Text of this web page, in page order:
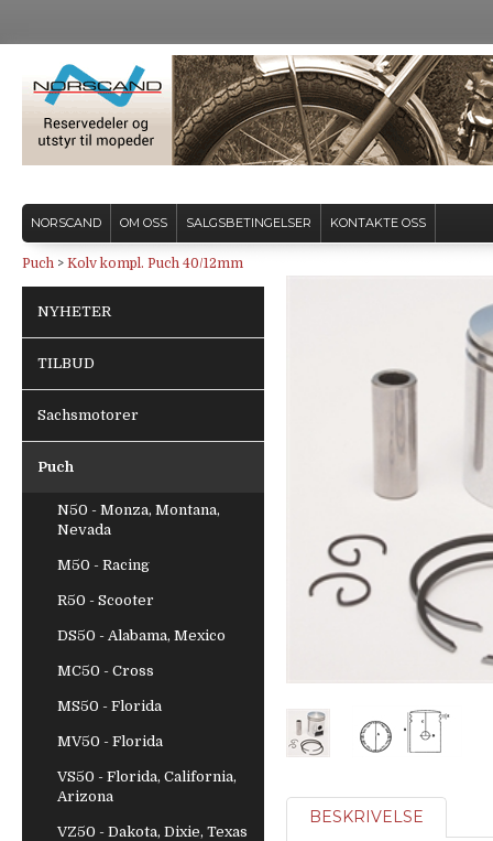
NORSCAND OM OSS SALGSBETINGELSER KONTAKTE OSS
Puch > Kolv kompl. Puch 40/12mm
NYHETER
TILBUD
Sachsmotorer
Puch
N50 - Monza, Montana,
Nevada
M50 - Racing
R50 - Scooter
DS50 - Alabama, Mexico
MC50 - Cross
MS50 - Florida
MV50 - Florida
VS50 - Florida, California,
Arizona
VZ50 - Dakota, Dixie, Texas
BESKRIVELSE